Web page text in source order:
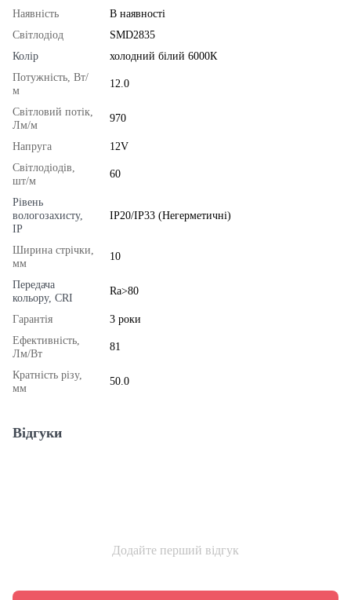
Наявність
В наявності
Світлодіод
SMD2835
Колір
холодний білий 6000К
Потужність, Вт/
м
12.0
Світловий потік,
Лм/м
970
Напруга
12V
Світлодіодів,
шт/м
60
Рівень
вологозахисту,
IP
IP20/IP33 (Негерметичні)
Ширина стрічки,
мм
10
Передача
кольору, CRI
Ra>80
Гарантія
3 роки
Ефективність,
Лм/Вт
81
Кратність різу,
мм
50.0
Відгуки
Додайте перший відгук